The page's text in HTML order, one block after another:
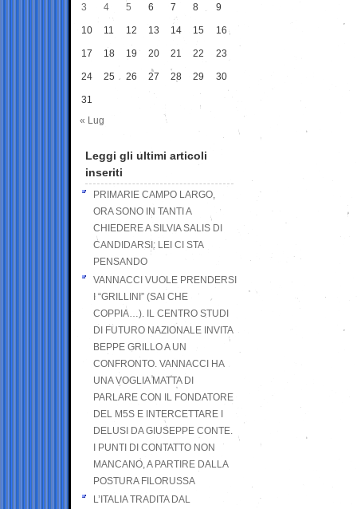
3 4 5 6 7 8 9
10 11 12 13 14 15 16
17 18 19 20 21 22 23
24 25 26 27 28 29 30
31
« Lug
Leggi gli ultimi articoli
inseriti
PRIMARIE CAMPO LARGO,
ORA SONO IN TANTI A
CHIEDERE A SILVIA SALIS DI
CANDIDARSI: LEI CI STA
PENSANDO
VANNACCI VUOLE PRENDERSI
I “GRILLINI” (SAI CHE
COPPIA…). IL CENTRO STUDI
DI FUTURO NAZIONALE INVITA
BEPPE GRILLO A UN
CONFRONTO. VANNACCI HA
UNA VOGLIA MATTA DI
PARLARE CON IL FONDATORE
DEL M5S E INTERCETTARE I
DELUSI DA GIUSEPPE CONTE.
I PUNTI DI CONTATTO NON
MANCANO, A PARTIRE DALLA
POSTURA FILORUSSA
L’ITALIA TRADITA DAL